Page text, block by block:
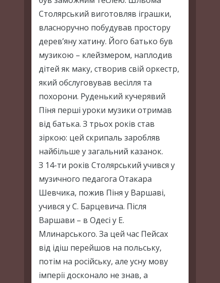
Столярський виготовляв іграшки,
власноручно побудував простору
дерев’яну хатину. Його батько був
музикою – клейзмером, наплодив
дітей як маку, створив свій оркестр,
який обслуговував весілля та
похорони. Руденький кучерявий
Піня перші уроки музики отримав
від батька. З трьох років став
зіркою: цей скрипаль заробляв
найбільше у загальний казанок.
З 14-ти років Столярський учився у
музичного педагога Отакара
Шевчика, пожив Піня у Варшаві,
учився у С. Барцевича. Після
Варшави – в Одесі у Е.
Млинарського. За цей час Пейсах
від ідіш перейшов на польську,
потім на російську, але усну мову
імперії досконало не знав, а